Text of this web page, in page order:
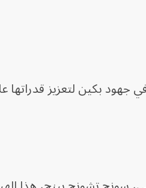
جهود بكين لتعزيز قدراتها